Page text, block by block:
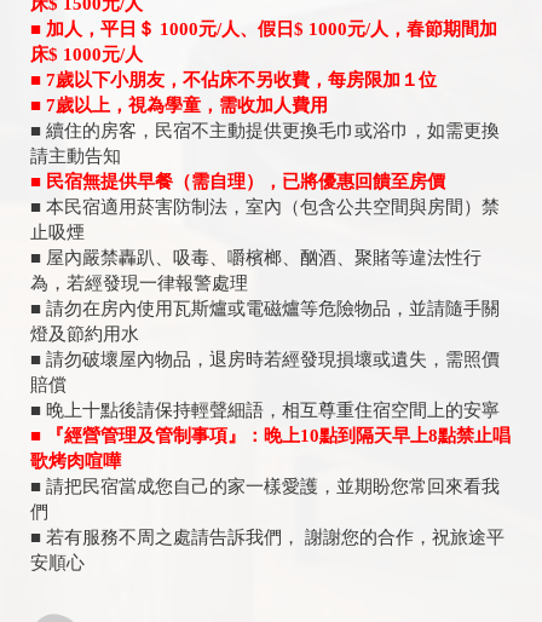
■ 加人，平日＄ 1000元/人、假日$ 1000元/人，春節期間加
床$ 1000元/人
■ 7歲以下小朋友，不佔床不另收費，每房限加１位
■ 7歲以上，視為學童，需收加人費用
■ 續住的房客，民宿不主動提供更換毛巾或浴巾，如需更換
請主動告知
■ 民宿無提供早餐（需自理），已將優惠回饋至房價
■ 本民宿適用菸害防制法，室內（包含公共空間與房間）禁
止吸煙
■ 屋內嚴禁轟趴、吸毒、嚼檳榔、酗酒、聚賭等違法性行
為，若經發現一律報警處理
■ 請勿在房內使用瓦斯爐或電磁爐等危險物品，並請隨手關
燈及節約用水
■ 請勿破壞屋內物品，退房時若經發現損壞或遺失，需照價
賠償
■ 晚上十點後請保持輕聲細語，相互尊重住宿空間上的安寧
■ 『經營管理及管制事項』：晚上10點到隔天早上8點禁止唱
歌烤肉喧嘩
■ 請把民宿當成您自己的家一樣愛護，並期盼您常回來看我
們
■ 若有服務不周之處請告訴我們， 謝謝您的合作，祝旅途平
安順心